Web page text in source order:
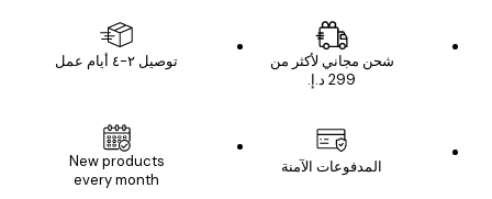
شحن مجاني لأكثر من
توصيل ٢-٤ أيام عمل
المدفوعات الآمنة
New products
every month